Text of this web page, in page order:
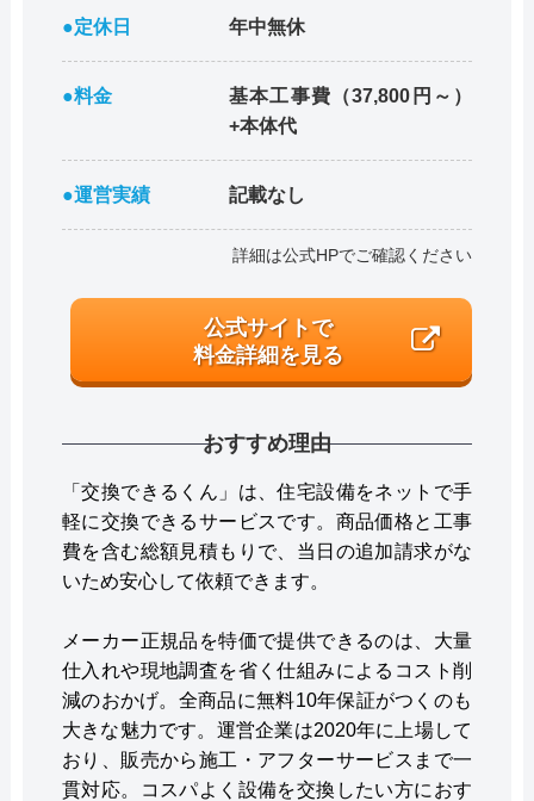
●定休日 年中無休
●料金
基本工事費（37,800円～）
+本体代
●運営実績 記載なし
詳細は公式HPでご確認ください
公式サイトで
料金詳細を見る
おすすめ理由
「交換できるくん」は、住宅設備をネットで手
軽に交換できるサービスです。商品価格と工事
費を含む総額見積もりで、当日の追加請求がな
いため安心して依頼できます。
メーカー正規品を特価で提供できるのは、大量
仕入れや現地調査を省く仕組みによるコスト削
減のおかげ。全商品に無料10年保証がつくのも
大きな魅力です。運営企業は2020年に上場して
おり、販売から施工・アフターサービスまで一
貫対応。コスパよく設備を交換したい方におす